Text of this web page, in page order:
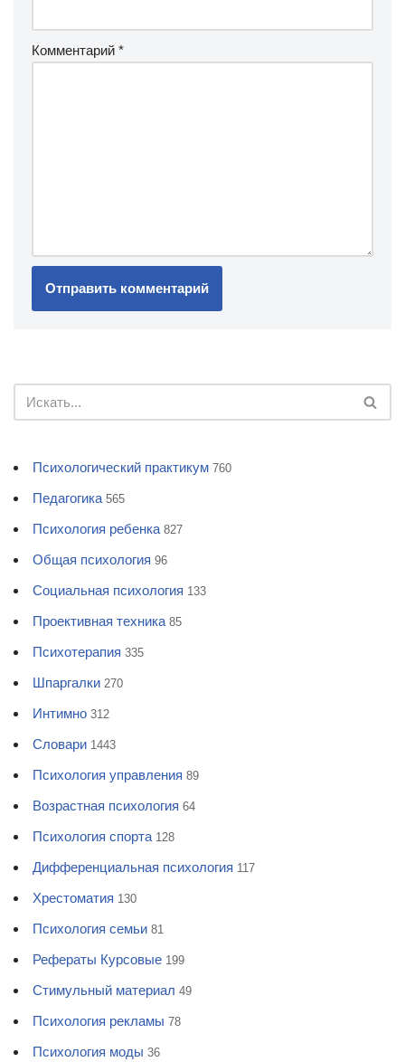
Комментарий *
Психологический практикум 760
Педагогика 565
Психология ребенка 827
Общая психология 96
Социальная психология 133
Проективная техника 85
Психотерапия 335
Шпаргалки 270
Интимно 312
Словари 1443
Психология управления 89
Возрастная психология 64
Психология спорта 128
Дифференциальная психология 117
Хрестоматия 130
Психология семьи 81
Рефераты Курсовые 199
Стимульный материал 49
Психология рекламы 78
Психология моды 36